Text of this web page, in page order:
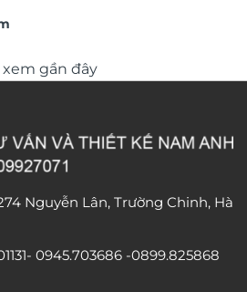
gần đây
Nguyễn Lân, Trường Chinh, Hà
- 0945.703686 -0899.825868